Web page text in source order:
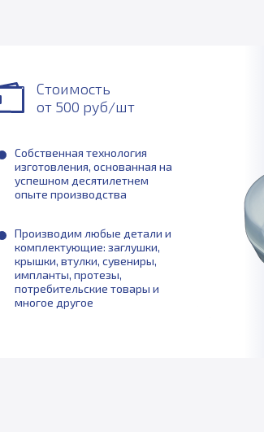
Стоимость
от 500 руб/шт
Собственная технология
изготовления, основанная на
успешном десятилетнем
опыте производства
Производим любые детали и
комплектующие: заглушки,
крышки, втулки, сувениры,
импланты, протезы,
потребительские товары и
многое другое